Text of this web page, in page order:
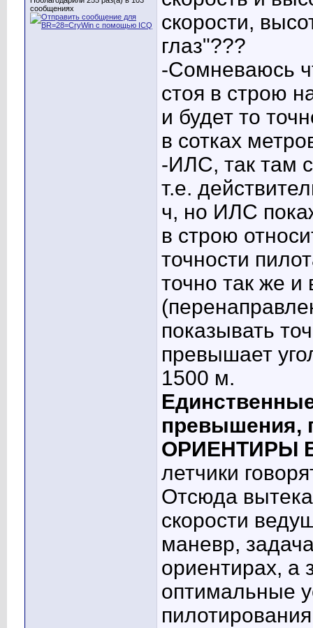
сообщениях
скорости,
глаз"???
-Сомневаюсь
стоя в строю
и будет то
в сотках
-ИЛС, так там
т.е.
ч, но ИЛС
в строю
точности
точно так же
показывать
превышает
1500 м.
превышения,
ОРИЕНТИРЫ
летчики
Отсюда
скорости
маневр,
ориентирах, а
оптимальные